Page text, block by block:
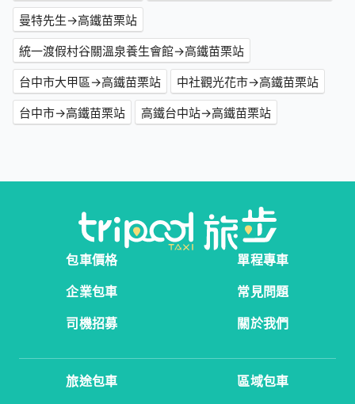
曼特先生→高鐵苗栗站
統一渡假村谷關溫泉養生會館→高鐵苗栗站
台中市大甲區→高鐵苗栗站
中社觀光花市→高鐵苗栗站
台中市→高鐵苗栗站
高鐵台中站→高鐵苗栗站
包車價格
單程專車
企業包車
常見問題
司機招募
關於我們
旅途包車 區域包車